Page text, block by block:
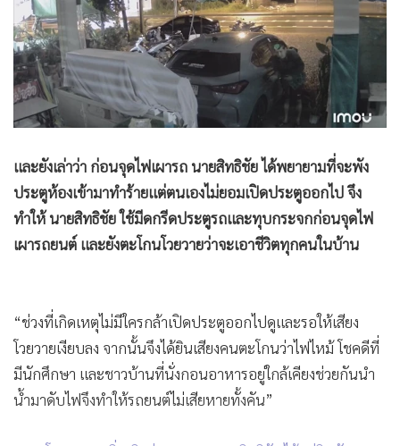
และยังเล่าว่า ก่อนจุดไฟเผารถ นายสิทธิชัย ได้พยายามที่จะพัง
ประตูห้องเข้ามาทำร้ายแต่ตนเองไม่ยอมเปิดประตูออกไป จึง
ทำให้ นายสิทธิชัย ใช้มีดกรีดประตูรถและทุบกระจกก่อนจุดไฟ
เผารถยนต์ และยังตะโกนโวยวายว่าจะเอาชีวิตทุกคนในบ้าน
“ช่วงที่เกิดเหตุไม่มีใครกล้าเปิดประตูออกไปดูและรอให้เสียง
โวยวายเงียบลง จากนั้นจึงได้ยินเสียงคนตะโกนว่าไฟไหม้ โชคดีที่
มีนักศึกษา และชาวบ้านที่นั่งกอนอาหารอยู่ใกล้เคียงช่วยกันนำ
น้ำมาดับไฟจึงทำให้รถยนต์ไม่เสียหายทั้งคัน”